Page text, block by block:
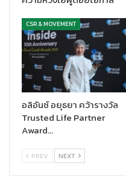
ระยะเวลากว่า 2 เดือนในการ
นักศึกษาที่เข้าร่วมกิจกรรม เห็
ไทย ที่กำลังจะก้าวเป็นสถาปนิ
งานทุกชิ้นของนักศึกษามีความ
ความสามารถ ประสบการณ์แล
น่าสนใจ อย่างมีประสิทธิภาพ
แวดล้อม Green Innovation
ถาวรมุ่งมั่นที่จะเป็นส่วนหนึ่งใ
ทำงานในสายงาน พัฒนาขีดค
อุตสาหกรรมก่อสร้าง และออ
นายเสาวณิต ทองมี คณบดีคณ
CSR & MOVEMENT
อลิอันซ์ อยุธยา คว้ารางวัล
Trusted Life Partner
Award…
PREV NEXT